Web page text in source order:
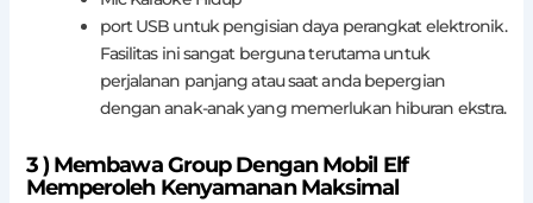
port USB untuk pengisian daya perangkat elektronik.
Fasilitas ini sangat berguna terutama untuk
perjalanan panjang atau saat anda bepergian
dengan anak-anak yang memerlukan hiburan ekstra.
3 ) Membawa Group Dengan Mobil Elf
Memperoleh Kenyamanan Maksimal